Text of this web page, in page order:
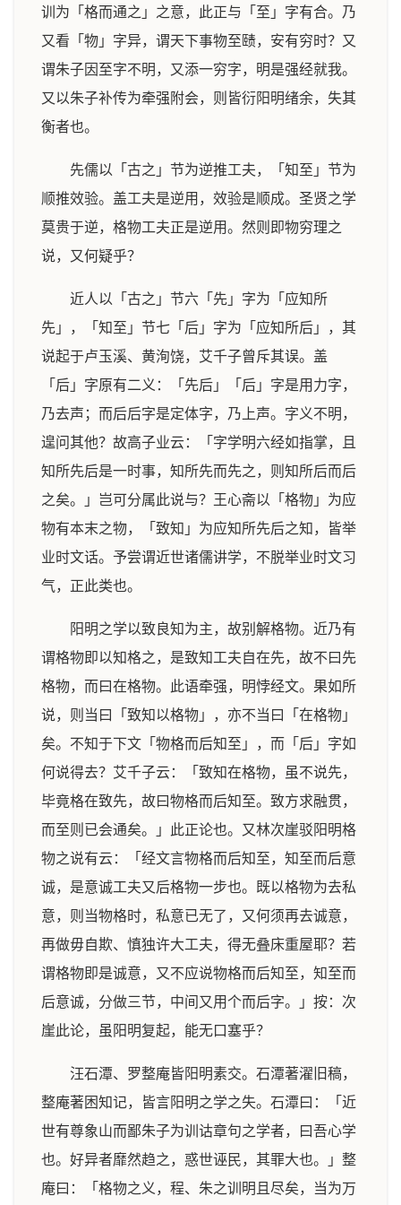
训为「格而通之」之意，此正与「至」字有合。乃
又看「物」字异，谓天下事物至赜，安有穷时？又
谓朱子因至字不明，又添一穷字，明是强经就我。
又以朱子补传为牵强附会，则皆衍阳明绪余，失其
衡者也。
先儒以「古之」节为逆推工夫，「知至」节为
顺推效验。盖工夫是逆用，效验是顺成。圣贤之学
莫贵于逆，格物工夫正是逆用。然则即物穷理之
说，又何疑乎？
近人以「古之」节六「先」字为「应知所
先」，「知至」节七「后」字为「应知所后」，其
说起于卢玉溪、黄洵饶，艾千子曾斥其误。盖
「后」字原有二义：「先后」「后」字是用力字，
乃去声；而后后字是定体字，乃上声。字义不明，
遑问其他？故高子业云：「字学明六经如指掌，且
知所先后是一时事，知所先而先之，则知所后而后
之矣。」岂可分属此说与？王心斋以「格物」为应
物有本末之物，「致知」为应知所先后之知，皆举
业时文话。予尝谓近世诸儒讲学，不脱举业时文习
气，正此类也。
阳明之学以致良知为主，故别解格物。近乃有
谓格物即以知格之，是致知工夫自在先，故不曰先
格物，而曰在格物。此语牵强，明悖经文。果如所
说，则当曰「致知以格物」，亦不当曰「在格物」
矣。不知于下文「物格而后知至」，而「后」字如
何说得去？艾千子云：「致知在格物，虽不说先，
毕竟格在致先，故曰物格而后知至。致方求融贯，
而至则已会通矣。」此正论也。又林次崖驳阳明格
物之说有云：「经文言物格而后知至，知至而后意
诚，是意诚工夫又后格物一步也。既以格物为去私
意，则当物格时，私意已无了，又何须再去诚意，
再做毋自欺、慎独许大工夫，得无叠床重屋耶？若
谓格物即是诚意，又不应说物格而后知至，知至而
后意诚，分做三节，中间又用个而后字。」按：次
崖此论，虽阳明复起，能无口塞乎？
汪石潭、罗整庵皆阳明素交。石潭著濯旧稿，
整庵著困知记，皆言阳明之学之失。石潭曰：「近
世有尊象山而鄙朱子为训诂章句之学者，曰吾心学
也。好异者靡然趋之，惑世诬民，其罪大也。」整
庵曰：「格物之义，程、朱之训明且尽矣，当为万